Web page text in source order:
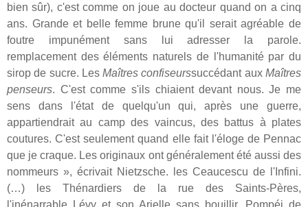
bien sûr), c'est comme on joue au docteur quand on a cinq
ans. Grande et belle femme brune qu'il serait agréable de
foutre impunément sans lui adresser la parole.
remplacement des éléments naturels de l'humanité par du
sirop de sucre. LesMaîtres confiseurssuccédant auxMaîtres
penseurs. C'est comme s'ils chiaient devant nous. Je me
sens dans l'état de quelqu'un qui, après une guerre,
appartiendrait au camp des vaincus, des battus à plates
coutures. C'est seulement quand elle fait l'éloge de Pennac
que je craque. Les originaux ont généralement été aussi des
nommeurs », écrivait Nietzsche. les Ceaucescu de l'Infini.
(…) les Thénardiers de la rue des Saints-Pères,
l'inénarrable Lévy et son Arielle sans bouillir. Pompéi de